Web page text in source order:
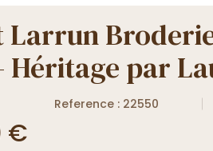
Larrun
Héritage par
Reference : 22550
€